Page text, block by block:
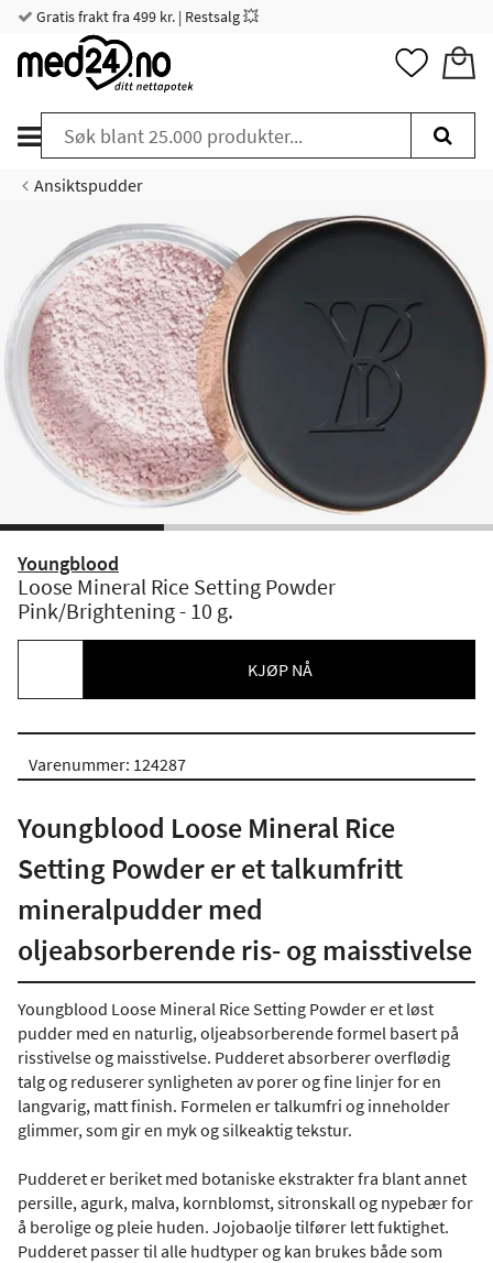
Gratis frakt fra 499 kr. | Restsalg 💥
Ansiktspudder
Youngblood
Loose Mineral Rice Setting Powder
Pink/Brightening - 10 g.
KJØP NÅ
Varenummer: 124287
Youngblood Loose Mineral Rice
Setting Powder er et talkumfritt
mineralpudder med
oljeabsorberende ris- og maisstivelse
Youngblood Loose Mineral Rice Setting Powder er et løst
pudder med en naturlig, oljeabsorberende formel basert på
risstivelse og maisstivelse. Pudderet absorberer overflødig
talg og reduserer synligheten av porer og fine linjer for en
langvarig, matt finish. Formelen er talkumfri og inneholder
glimmer, som gir en myk og silkeaktig tekstur.
Pudderet er beriket med botaniske ekstrakter fra blant annet
persille, agurk, malva, kornblomst, sitronskall og nypebær for
å berolige og pleie huden. Jojobaolje tilfører lett fuktighet.
Pudderet passer til alle hudtyper og kan brukes både som